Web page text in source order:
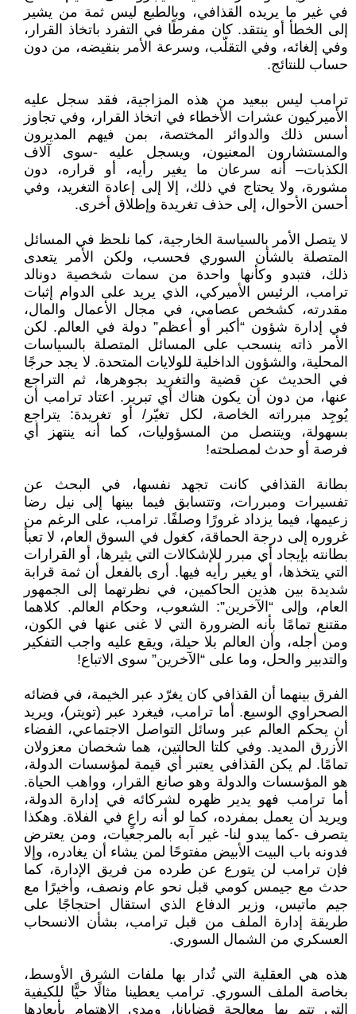
في غير ما يريده القذافي، وبالطبع ليس ثمة من يشير
إلى الخطأ أو ينتقد. كان مفرطًا في التفرد باتخاذ القرار،
وفي إلغائه، وفي التقلّب، وسرعة الأمر بنقيضه، من دون
حساب للنتائج.
ترامب ليس ببعيد من هذه المزاجية، فقد سجل عليه
الأميركيون عشرات الأخطاء في اتخاذ القرار، وفي تجاوز
أسس ذلك والدوائر المختصة، بمن فيهم المديرون
والمستشارون المعنيون، ويسجل عليه -سوى آلاف
الكذبات– أنه سرعان ما يغير رأيه، أو قراره، دون
مشورة، ولا يحتاج في ذلك، إلا إلى إعادة التغريد، وفي
أحسن الأحوال، إلى حذف تغريدة وإطلاق أخرى.
لا يتصل الأمر بالسياسة الخارجية، كما نلحظ في المسائل
المتصلة بالشأن السوري فحسب، ولكن الأمر يتعدى
ذلك، فتبدو وكأنها واحدة من سمات شخصية دونالد
ترامب، الرئيس الأميركي، الذي يريد على الدوام إثبات
مقدرته، كشخص عصامي، في مجال الأعمال والمال،
في إدارة شؤون “أكبر أو أعظم” دولة في العالم. لكن
الأمر ذاته ينسحب على المسائل المتصلة بالسياسات
المحلية، والشؤون الداخلية للولايات المتحدة. لا يجد حرجًا
في الحديث عن قضية والتغريد بجوهرها، ثم التراجع
عنها، من دون أن يكون هناك أي تبرير. اعتاد ترامب أن
يُوجِد مبرراته الخاصة، لكل تغيّر/ أو تغريدة: يتراجع
بسهولة، ويتنصل من المسؤوليات، كما أنه ينتهز أي
فرصة أو حدث لمصلحته!
بطانة القذافي كانت تجهد نفسها، في البحث عن
تفسيرات ومبررات، وتتسابق فيما بينها إلى نيل رضا
زعيمها، فيما يزداد غرورًا وصلفًا. ترامب، على الرغم من
غروره إلى درجة الحماقة، كغول في السوق العام، لا تعبأ
بطانته بإيجاد أي مبرر للإشكالات التي يثيرها، أو القرارات
التي يتخذها، أو يغير رأيه فيها. أرى بالفعل أن ثمة قرابة
شديدة بين هذين الحاكمين، في نظرتهما إلى الجمهور
العام، وإلى “الآخرين”: الشعوب، وحكام العالم. كلاهما
مقتنع تمامًا بأنه الضرورة التي لا غنى عنها في الكون،
ومن أجله، وأن العالم بلا حيلة، ويقع عليه واجب التفكير
والتدبير والحل، وما على “الآخرين” سوى الاتباع!
الفرق بينهما أن القذافي كان يغرّد عبر الخيمة، في فضائه
الصحراوي الوسيع. أما ترامب، فيغرد عبر (تويتر)، ويريد
أن يحكم العالم عبر وسائل التواصل الاجتماعي، الفضاء
الأزرق المديد. وفي كلتا الحالتين، هما شخصان معزولان
تمامًا. لم يكن القذافي يعتبر أي قيمة لمؤسسات الدولة،
هو المؤسسات والدولة وهو صانع القرار، وواهب الحياة.
أما ترامب فهو يدير ظهره لشركائه في إدارة الدولة،
ويريد أن يعمل بمفرده، كما لو أنه راعٍ في الفلاة. وهكذا
يتصرف -كما يبدو لنا- غير آبه بالمرجعيات، ومن يعترض
فدونه باب البيت الأبيض مفتوحًا لمن يشاء أن يغادره، وإلا
فإن ترامب لن يتورع عن طرده من فريق الإدارة، كما
حدث مع جيمس كومي قبل نحو عام ونصف، وأخيرًا مع
جيم ماتيس، وزير الدفاع الذي استقال احتجاجًا على
طريقة إدارة الملف من قبل ترامب، بشأن الانسحاب
العسكري من الشمال السوري.
هذه هي العقلية التي تُدار بها ملفات الشرق الأوسط،
بخاصة الملف السوري. ترامب يعطينا مثالًا حيًّا للكيفية
التي تتم بها معالجة قضايانا، ومدى الاهتمام بأبعادها